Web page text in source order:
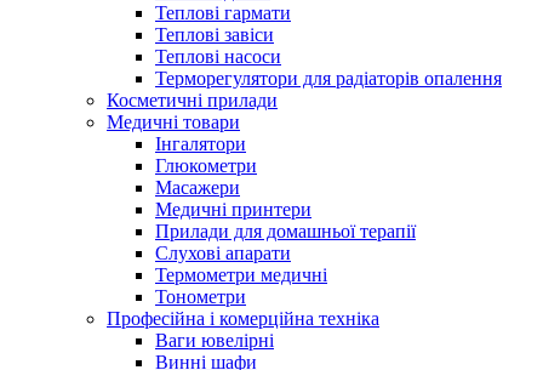
Теплові гармати
Теплові завіси
Теплові насоси
Терморегулятори для радіаторів опалення
Косметичні прилади
Медичні товари
Інгалятори
Глюкометри
Масажери
Медичні принтери
Прилади для домашньої терапії
Слухові апарати
Термометри медичні
Тонометри
Професійна і комерційна техніка
Ваги ювелірні
Винні шафи